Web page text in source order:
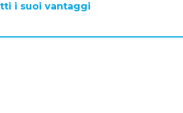
i suoi vantaggi